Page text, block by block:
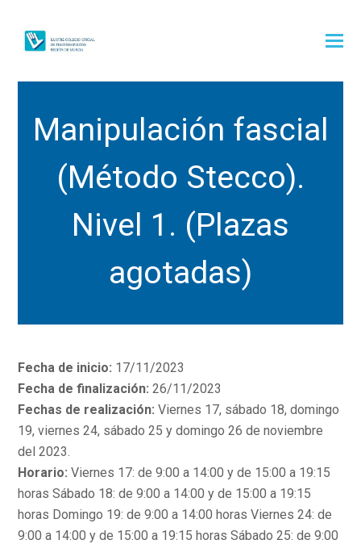
Manipulación fascial
(Método Stecco).
Nivel 1. (Plazas
agotadas)
Fecha de inicio: 17/11/2023
Fecha de finalización: 26/11/2023
Fechas de realización: Viernes 17, sábado 18, domingo
19, viernes 24, sábado 25 y domingo 26 de noviembre
del 2023.
Horario: Viernes 17: de 9:00 a 14:00 y de 15:00 a 19:15
horas Sábado 18: de 9:00 a 14:00 y de 15:00 a 19:15
horas Domingo 19: de 9:00 a 14:00 horas Viernes 24: de
9:00 a 14:00 y de 15:00 a 19:15 horas Sábado 25: de 9:00